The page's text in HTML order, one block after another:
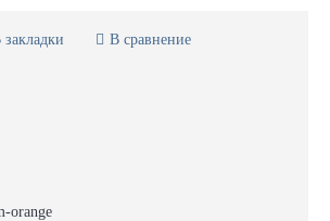
закладки В сравнение
orange